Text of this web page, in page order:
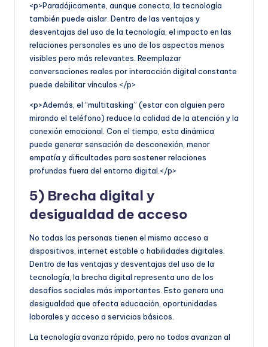
<p>Paradójicamente, aunque conecta, la tecnología
también puede aislar. Dentro de las ventajas y
desventajas del uso de la tecnología, el impacto en las
relaciones personales es uno de los aspectos menos
visibles pero más relevantes. Reemplazar
conversaciones reales por interacción digital constante
puede debilitar vínculos.</p>
<p>Además, el “multitasking” (estar con alguien pero
mirando el teléfono) reduce la calidad de la atención y la
conexión emocional. Con el tiempo, esta dinámica
puede generar sensación de desconexión, menor
empatía y dificultades para sostener relaciones
profundas fuera del entorno digital.</p>
5) Brecha digital y
desigualdad de acceso
No todas las personas tienen el mismo acceso a
dispositivos, internet estable o habilidades digitales.
Dentro de las ventajas y desventajas del uso de la
tecnología, la brecha digital representa uno de los
desafíos sociales más importantes. Esto genera una
desigualdad que afecta educación, oportunidades
laborales y acceso a servicios básicos.
La tecnología avanza rápido, pero no todos avanzan al